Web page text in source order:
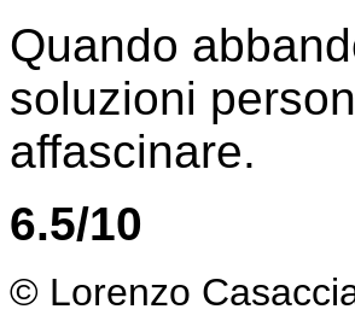
Quando
soluzioni
affascinare.
6.5/10
© Lorenzo